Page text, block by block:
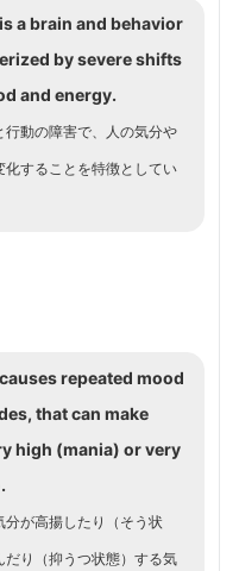
a brain and behavior
by severe shifts
and energy.
行動の障害で、人の気分や
化することを特徴としてい
repeated mood
that can make
high (mania) or very
分が高揚したり（そう状
だり（抑うつ状態）する気